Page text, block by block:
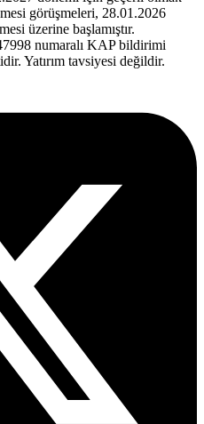
görüşmeleri, 28.01.2026
üzerine başlamıştır.
numaralı KAP bildirimi
Yatırım tavsiyesi değildir.